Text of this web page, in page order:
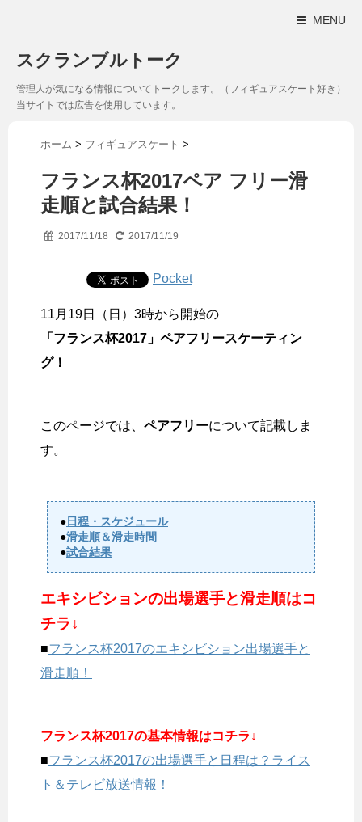
MENU
スクランブルトーク
管理人が気になる情報についてトークします。（フィギュアスケート好き）
当サイトでは広告を使用しています。
ホーム > フィギュアスケート >
フランス杯2017ペア フリー滑
走順と試合結果！
2017/11/18 2017/11/19
Pocket
11月19日（日）3時から開始の
「フランス杯2017」ペアフリースケーティン
グ！
このページでは、 ペアフリーについて記載しま
す。
●日程・スケジュール
●滑走順＆滑走時間
●試合結果
エキシビションの出場選手と滑走順はコ
チラ↓
■フランス杯2017のエキシビション出場選手と
滑走順！
フランス杯2017の基本情報はコチラ↓
■フランス杯2017の出場選手と日程は？ライス
ト＆テレビ放送情報！